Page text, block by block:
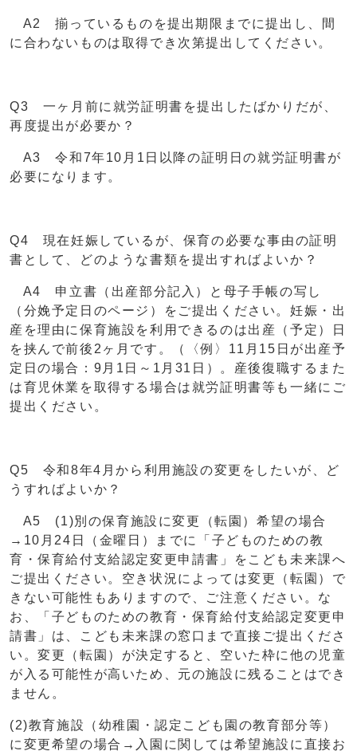
A2 揃っているものを提出期限までに提出し、間
に合わないものは取得でき次第提出してください。
Q3 一ヶ月前に就労証明書を提出したばかりだが、
再度提出が必要か？
A3 令和7年10月1日以降の証明日の就労証明書が
必要になります。
Q4 現在妊娠しているが、保育の必要な事由の証明
書として、どのような書類を提出すればよいか？
A4 申立書（出産部分記入）と母子手帳の写し
（分娩予定日のページ）をご提出ください。妊娠・出
産を理由に保育施設を利用できるのは出産（予定）日
を挟んで前後2ヶ月です。（〈例〉11月15日が出産予
定日の場合：9月1日～1月31日）。産後復職するまた
は育児休業を取得する場合は就労証明書等も一緒にご
提出ください。
Q5 令和8年4月から利用施設の変更をしたいが、ど
うすればよいか？
A5 (1)別の保育施設に変更（転園）希望の場合
→10月24日（金曜日）までに「子どものための教
育・保育給付支給認定変更申請書」をこども未来課へ
ご提出ください。空き状況によっては変更（転園）で
きない可能性もありますので、ご注意ください。な
お、「子どものための教育・保育給付支給認定変更申
請書」は、こども未来課の窓口まで直接ご提出くださ
い。変更（転園）が決定すると、空いた枠に他の児童
が入る可能性が高いため、元の施設に残ることはでき
ません。
(2)教育施設（幼稚園・認定こども園の教育部分等）
に変更希望の場合→入園に関しては希望施設に直接お